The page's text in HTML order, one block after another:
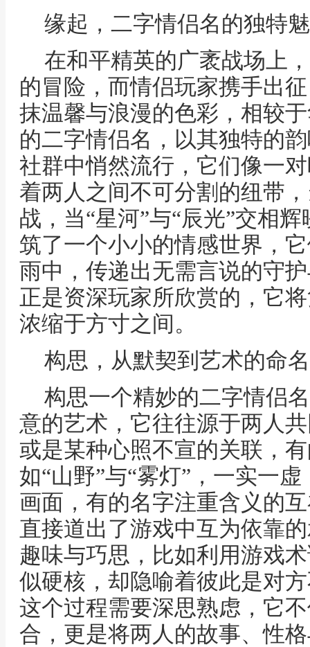
缘起，二字情侣名的独特
在和平精英的广袤战场上
的冒险，而情侣玩家携手出
抹温馨与浪漫的色彩，相较
的二字情侣名，以其独特的
社群中悄然流行，它们像一
着两人之间不可分割的纽带
战，当“星河”与“辰光”交相
筑了一个小小的情感世界，
雨中，传递出无需言说的守
正是资深玩家所欣赏的，它
浓缩于方寸之间。
构思，从默契到艺术的命
构思一个精妙的二字情侣
意的艺术，它往往源于两人
或是某种心照不宣的关联，
如“山野”与“雾灯”，一实一
画面，有的名字注重含义的
直接道出了游戏中互为依靠
趣味与巧思，比如利用游戏
似硬核，却隐喻着彼此是对
这个过程需要深思熟虑，它
合，更是将两人的故事、性